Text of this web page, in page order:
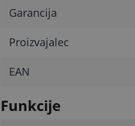
Garancija
Proizvajalec
EAN
Funkcije